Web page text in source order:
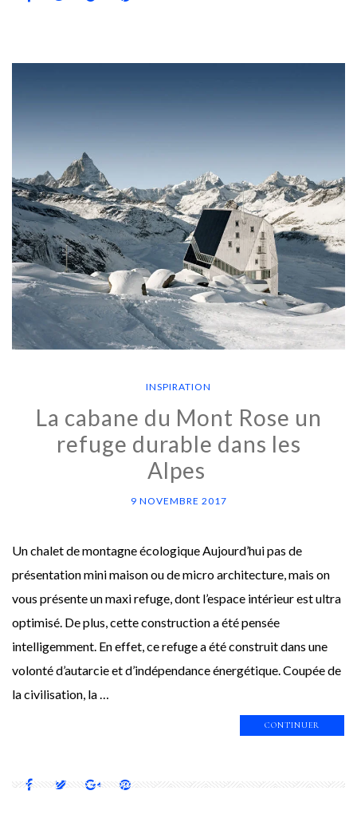
INSPIRATION
La cabane du Mont Rose un
refuge durable dans les
Alpes
9 NOVEMBRE 2017
Un chalet de montagne écologique Aujourd’hui pas de
présentation mini maison ou de micro architecture, mais on
vous présente un maxi refuge, dont l’espace intérieur est ultra
optimisé. De plus, cette construction a été pensée
intelligemment. En effet, ce refuge a été construit dans une
volonté d’autarcie et d’indépendance énergétique. Coupée de
la civilisation, la …
CONTINUER